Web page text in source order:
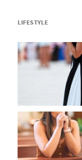
LIFESTYLE